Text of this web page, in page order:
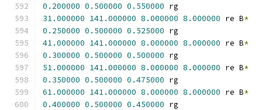
0.200000 0.500000 0.550000 rg
31.000000 141.000000 8.000000 8.000000 re B*
0.250000 0.500000 0.525000 rg
41.000000 141.000000 8.000000 8.000000 re B*
0.300000 0.500000 0.500000 rg
51.000000 141.000000 8.000000 8.000000 re B*
0.350000 0.500000 0.475000 rg
61.000000 141.000000 8.000000 8.000000 re B*
0.400000 0.500000 0.450000 rg